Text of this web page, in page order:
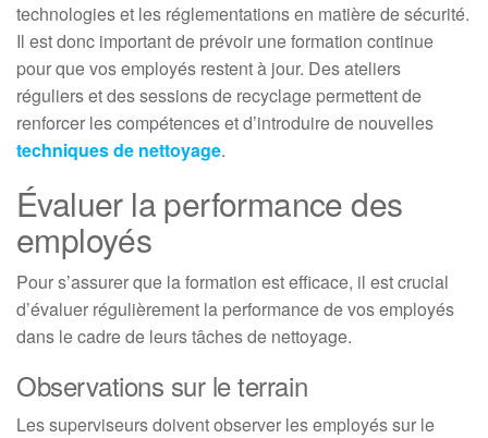
technologies et les réglementations en matière de sécurité.
Il est donc important de prévoir une formation continue
pour que vos employés restent à jour. Des ateliers
réguliers et des sessions de recyclage permettent de
renforcer les compétences et d’introduire de nouvelles
techniques de nettoyage.
Évaluer la performance des
employés
Pour s’assurer que la formation est efficace, il est crucial
d’évaluer régulièrement la performance de vos employés
dans le cadre de leurs tâches de nettoyage.
Observations sur le terrain
Les superviseurs doivent observer les employés sur le